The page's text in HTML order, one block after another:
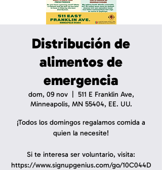
Distribución de
alimentos de
emergencia
dom, 09 nov
  |
511 E Franklin Ave,
Minneapolis, MN 55404, EE. UU.
¡Todos los domingos regalamos comida a
quien la necesite!
Si te interesa ser voluntario, visita:
https://www.signupgenius.com/go/10C044D